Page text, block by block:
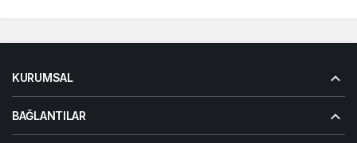
KURUMSAL
BAĞLANTILAR